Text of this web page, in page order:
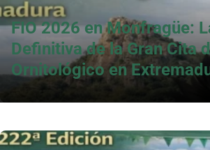
FIO 2026 en Monfragüe:
Definitiva de la Gran Cita
Ornitológico en